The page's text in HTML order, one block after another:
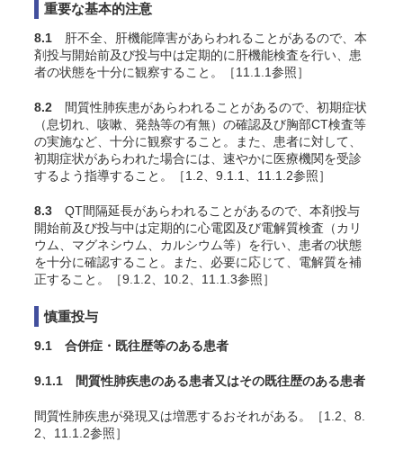
重要な基本的注意
8.1 肝不全、肝機能障害があらわれることがあるので、本
剤投与開始前及び投与中は定期的に肝機能検査を行い、患
者の状態を十分に観察すること。［11.1.1参照］
8.2 間質性肺疾患があらわれることがあるので、初期症状
（息切れ、咳嗽、発熱等の有無）の確認及び胸部CT検査等
の実施など、十分に観察すること。また、患者に対して、
初期症状があらわれた場合には、速やかに医療機関を受診
するよう指導すること。［1.2、9.1.1、11.1.2参照］
8.3 QT間隔延長があらわれることがあるので、本剤投与
開始前及び投与中は定期的に心電図及び電解質検査（カリ
ウム、マグネシウム、カルシウム等）を行い、患者の状態
を十分に確認すること。また、必要に応じて、電解質を補
正すること。［9.1.2、10.2、11.1.3参照］
慎重投与
9.1 合併症・既往歴等のある患者
9.1.1 間質性肺疾患のある患者又はその既往歴のある患者
間質性肺疾患が発現又は増悪するおそれがある。［1.2、8.
2、11.1.2参照］